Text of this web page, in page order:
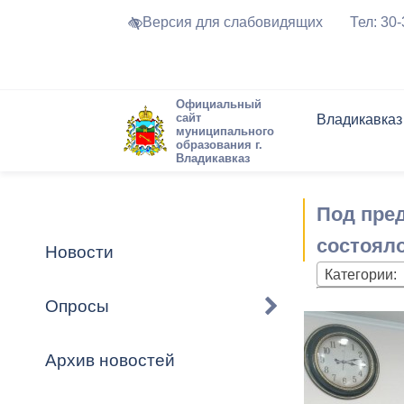
Версия для слабовидящих Тел:
Официальный
сайт
муниципального
образования г.
Владикавказ
Владикавказ
Устав
Города-
городского
Торги и
Программа
Формы
Обратная
Комиссии
График
Новостная
Актуально
Новости
Опросы
Архив новостей
Под
Категории: